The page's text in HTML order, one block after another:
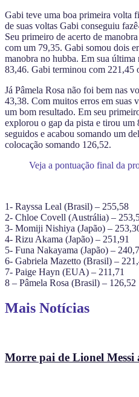
Gabi teve uma boa primeira volta
de suas voltas Gabi conseguiu
Seu primeiro de acerto de
com um 79,35. Gabi somou dois
manobra no hubba. Em sua última
83,46. Gabi terminou com 221,45
Já Pâmela Rosa não foi bem nas
43,38. Com muitos erros em suas
um bom resultado. Em seu
explorou o gap da pista e tirou um
seguidos e acabou somando um
colocação somando 126,52.
Veja a pontuação final da
1- Rayssa Leal (Brasil) – 255,58
2- Chloe Covell (Austrália) –
3- Momiji Nishiya (Japão) –
4- Rizu Akama (Japão) – 251,91
5- Funa Nakayama (Japão) –
6- Gabriela Mazetto (Brasil) –
7- Paige Hayn (EUA) – 211,71
8 – Pâmela Rosa (Brasil) – 126,52
Mais Notícias
Morre pai de Lionel Messi